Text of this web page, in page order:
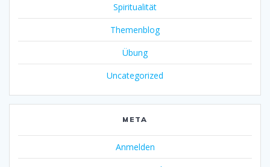
Spiritualität
Themenblog
Übung
Uncategorized
META
Anmelden